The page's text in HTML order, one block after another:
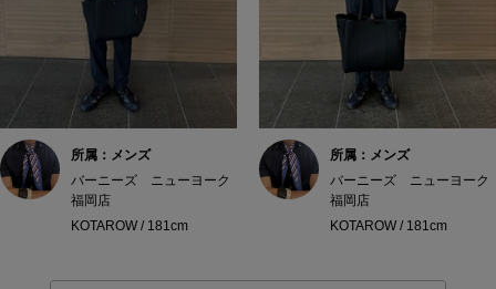
所属：メンズ
バーニーズ ニューヨーク
福岡店
KOTAROW / 181cm
所属：メンズ
バーニーズ ニューヨーク
福岡店
KOTAROW / 181cm